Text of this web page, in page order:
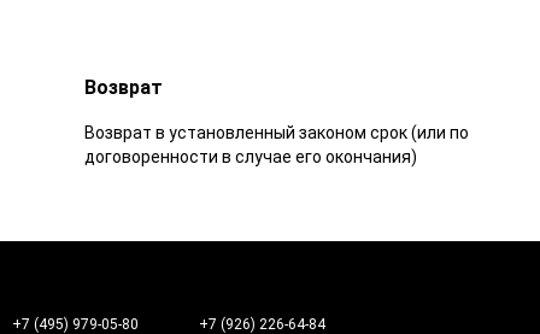
Возврат
Возврат в установленный законом срок (или по
договоренности в случае его окончания)
+7 (495) 979-05-80 +7 (926) 226-64-84